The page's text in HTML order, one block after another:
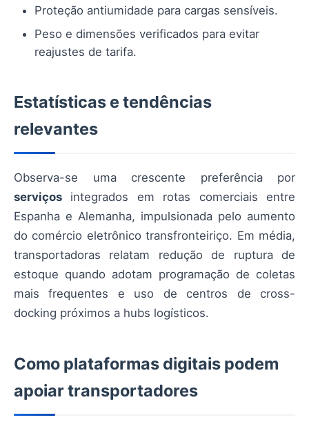
Proteção antiumidade para cargas sensíveis.
Peso e dimensões verificados para evitar
reajustes de tarifa.
Estatísticas e tendências
relevantes
Observa-se uma crescente preferência por
serviços integrados em rotas comerciais entre
Espanha e Alemanha, impulsionada pelo aumento
do comércio eletrônico transfronteiriço. Em média,
transportadoras relatam redução de ruptura de
estoque quando adotam programação de coletas
mais frequentes e uso de centros de cross-
docking próximos a hubs logísticos.
Como plataformas digitais podem
apoiar transportadores